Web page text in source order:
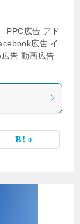
PPC広告 アド
広告 イ
告 動画広告
0